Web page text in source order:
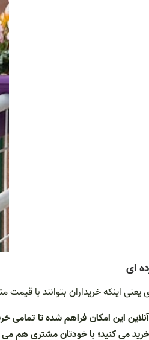
ای
یعنی اینکه خریداران بتوانند با
این امکان فراهم شده تا تمامی
خرید می کنید؛ با خودتان مشتری هم می